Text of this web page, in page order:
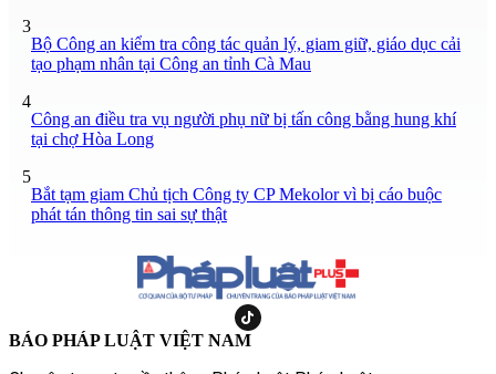
3
Bộ Công an kiểm tra công tác quản lý, giam giữ, giáo dục cải
tạo phạm nhân tại Công an tỉnh Cà Mau
4
Công an điều tra vụ người phụ nữ bị tấn công bằng hung khí
tại chợ Hòa Long
5
Bắt tạm giam Chủ tịch Công ty CP Mekolor vì bị cáo buộc
phát tán thông tin sai sự thật
BÁO PHÁP LUẬT VIỆT NAM